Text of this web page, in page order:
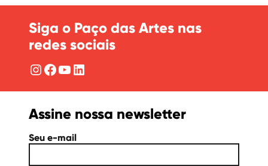
Siga o Paço das Artes nas
redes sociais
Instagram
Facebook
YouTube
LinkedIn
Assine nossa newsletter
Seu e-mail